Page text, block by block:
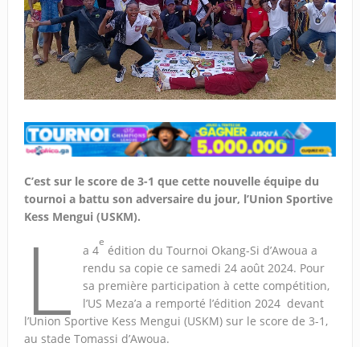
C’est sur le score de 3-1 que cette nouvelle équipe du
tournoi a battu son adversaire du jour, l’Union Sportive
Kess Mengui (USKM).
L a 4
e
édition du Tournoi Okang-Si d’Awoua a
rendu sa copie ce samedi 24 août 2024. Pour
sa première participation à cette compétition,
l’US Meza’a a remporté l’édition 2024 devant
l’Union Sportive Kess Mengui (USKM) sur le score de 3-1,
au stade Tomassi d’Awoua.